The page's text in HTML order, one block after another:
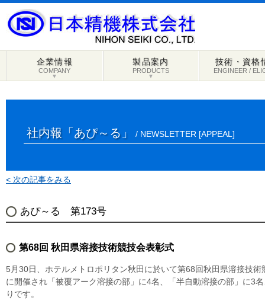
▼
企業情報
COMPANY
▼
製品案内
PRODUCTS
技術・資格
ENGINEER /
社内報「あぴ～る」 / NEWSLETTER [APPEAL]
< 次の記事をみる
あぴ～る 第173号
第68回 秋田県溶接技術競技会表彰式
5月30日、ホテルメトロポリタン秋田に於いて第68回秋田県溶接技
に開催され「被覆アーク溶接の部」に4名、「半自動溶接の部」に3
りです。